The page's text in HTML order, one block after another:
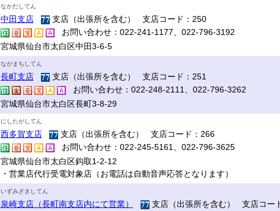
なかだしてん
中田支店
支店（出張所を含む） 支店コード：250
お問い合わせ：022-241-1177、022-796-3192
宮城県仙台市太白区中田3-6-5
ながまちしてん
長町支店
支店（出張所を含む） 支店コード：251
お問い合わせ：022-248-2111、022-796-3262
宮城県仙台市太白区長町3-8-29
にしたがしてん
西多賀支店
支店（出張所を含む） 支店コード：266
お問い合わせ：022-245-5161、022-796-3625
宮城県仙台市太白区鈎取1-2-12
・営業店代行受電対象店（お電話は自動音声応答となります）
いずみざきしてん
泉崎支店（長町南支店内にて営業）
支店（出張所を含む） 支店コー